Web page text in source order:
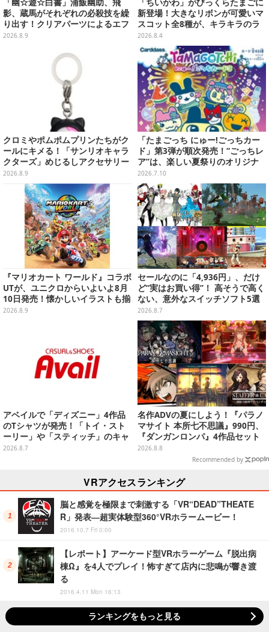
「幽☆遊☆白書」浦飯幽助、飛
影、蔵馬がそれぞれの必殺技を繰
り出す！クリアパーツによるエフ
ェクト演出で迫力満載
2026.8.9
「ちいかわ」がびっくらたまごに
新登場！大きなリボンが可愛いマ
スコット全8種が、キラキラのラ
メ入り入浴剤から飛び出す
2026.8.4
クロミやポムポムプリンたちがク
ールにキメる！「サンリオキャラ
クターズ」めじるしアクセサリー
がガシャポン展開
2026.8.9
「たまごっち にゅー!ごっちカー
ド」第3弾が順次発売！“ごっちレ
ア”は、楽しい夏祭りのオリジナ
ルアートに
2026.7.10
『マリオカート ワールド』コラボ
UTが、ユニクロからいよいよ8月
10日発売！懐かしいイラストも揃
えた全12種類
2026.8.9
セールなのに「4,936円」、だけ
ど“実はお買い得”！ 高そうで高く
ない、意外なスイッチソフト5選
2026.8.7
アベイルで「ディズニー」4作品
のTシャツが発売！「トイ・スト
ーリー」や「スティッチ」のキャ
ラを刺しゅうでデザイン
2026.8.7
名作ADVの夏にしよう！『パラノ
マサイト 本所七不思議』990円、
『ダンガンロンパ』4作品セット
で3,060円、“お紳士”な恋愛ADV
は1,192円！【eショップのお薦め
2026.8.8
Recommended by
VRアクセスランキング
脳と感覚を極限まで刺激する「VR“DEAD”THEATE
R」発表―超実体験型360°VRホラームービー！
2016.10.7 Fri 0:00
【レポート】アーケード型VRホラーゲーム『脱出病
棟Ω』を4人でプレイ！怖すぎて店内に悲鳴が響き渡
る
2016.4.11 Mon 16:13
ランキングをもっと見る